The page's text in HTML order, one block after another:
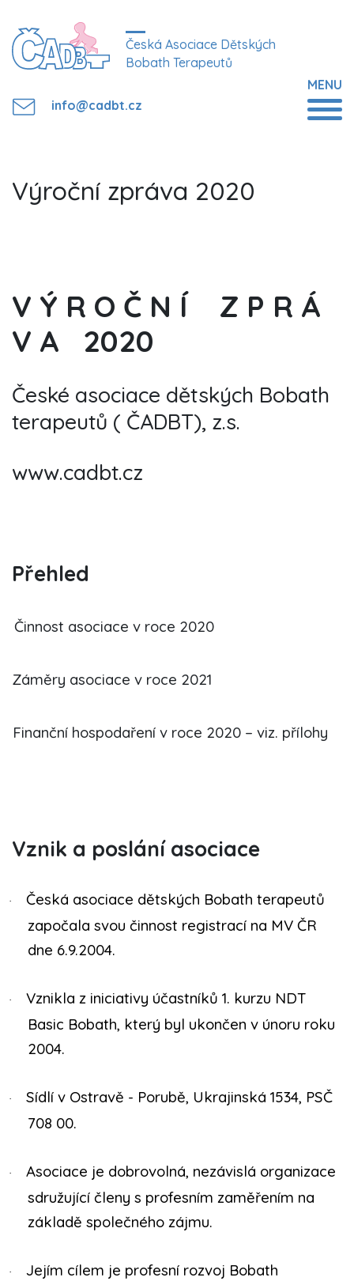
Česká Asociace Dětských
Bobath Terapeutů
info@cadbt.cz
MENU
Výroční zpráva 2020
V Ý R O Č N Í
Z P R Á
V A 2020
České asociace dětských Bobath
terapeutů ( ČADBT), z.s.
www.cadbt.cz
Přehled
Činnost asociace v roce 2020
Záměry asociace v roce 2021
Finanční hospodaření v roce 2020 – viz. přílohy
Vznik a poslání asociace
·
Česká asociace dětských Bobath terapeutů
započala svou činnost registrací na MV ČR
dne 6.9.2004.
·
Vznikla z iniciativy účastníků 1. kurzu NDT
Basic Bobath, který byl ukončen v únoru roku
2004.
·
Sídlí v Ostravě - Porubě, Ukrajinská 1534, PSČ
708 00.
·
Asociace je dobrovolná, nezávislá organizace
sdružující členy s profesním zaměřením na
základě společného zájmu.
·
Jejím cílem je profesní rozvoj Bobath